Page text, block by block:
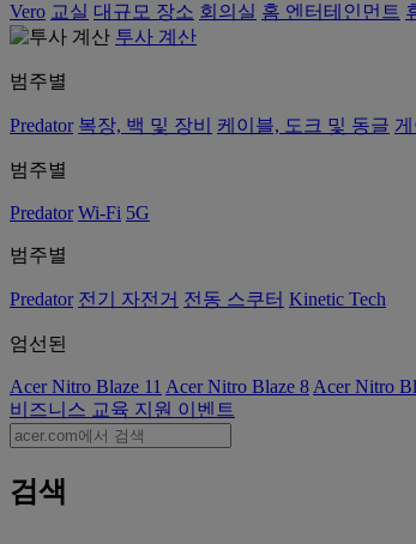
Vero 교실 대규모 장소 회의실 홈 엔터테인먼트
투사 계산
범주별
Predator 복장, 백 및 장비 케이블, 도크 및 동글
범주별
Predator Wi-Fi 5G
범주별
Predator 전기 자전거 전동 스쿠터 Kinetic Tech
엄선된
Acer Nitro Blaze 11 Acer Nitro Blaze 8 Acer Nitro
비즈니스 교육 지원 이벤트
검색